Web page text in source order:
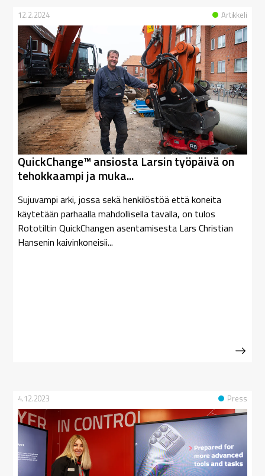
Artikkeli
12.2.2024
QuickChange™ ansiosta Larsin työpäivä on
tehokkaampi ja muka...
Sujuvampi arki, jossa sekä henkilöstöä että koneita
käytetään parhaalla mahdollisella tavalla, on tulos
Rototiltin QuickChangen asentamisesta Lars Christian
Hansenin kaivinkoneisii...
Press
4.12.2023